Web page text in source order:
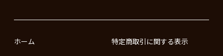
ホーム 特定商取引に関する表示